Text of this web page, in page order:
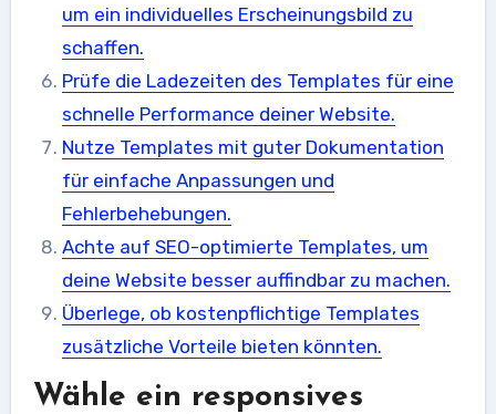
um ein individuelles Erscheinungsbild zu
schaffen.
Prüfe die Ladezeiten des Templates für eine
schnelle Performance deiner Website.
Nutze Templates mit guter Dokumentation
für einfache Anpassungen und
Fehlerbehebungen.
Achte auf SEO-optimierte Templates, um
deine Website besser auffindbar zu machen.
Überlege, ob kostenpflichtige Templates
zusätzliche Vorteile bieten könnten.
Wähle ein responsives